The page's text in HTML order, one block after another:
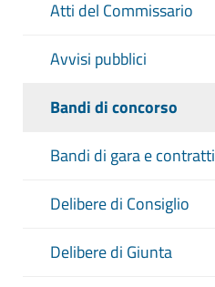
Atti del Commissario
Avvisi pubblici
Bandi di concorso
Bandi di gara e contratti
Delibere di Consiglio
Delibere di Giunta